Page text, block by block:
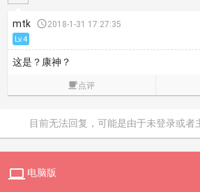
mtk 2018-1-31 17:27:35
Lv.4
这是？康神？
点评
目前无法回复，可能是由于未登录或者
 电脑版